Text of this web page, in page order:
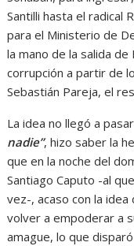
Santilli hasta el radical
para el Ministerio de
la mano de la salida de
corrupción a partir de
Sebastián Pareja, el
La idea no llegó a
nadie”, hizo saber la
que en la noche del
Santiago Caputo -al
vez-, acaso con la
volver a empoderar a
amague, lo que